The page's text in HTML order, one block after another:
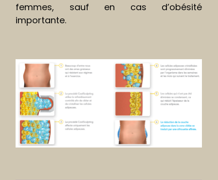
femmes, sauf en cas d’obésité
importante.